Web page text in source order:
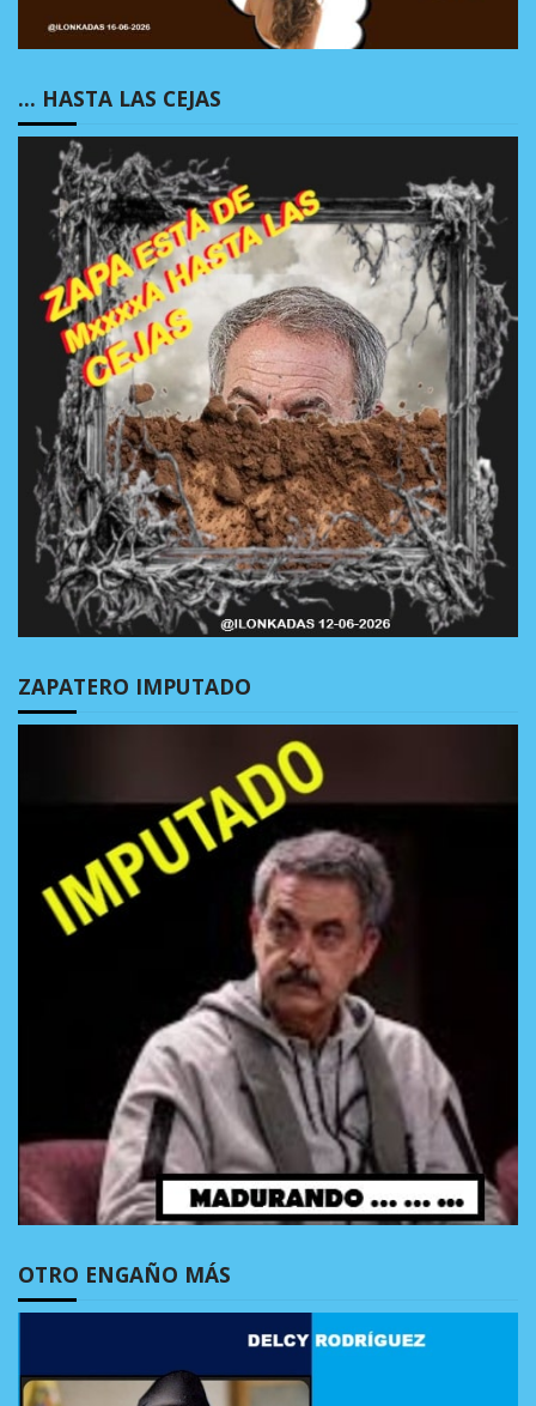
… HASTA LAS CEJAS
ZAPATERO IMPUTADO
OTRO ENGAÑO MÁS